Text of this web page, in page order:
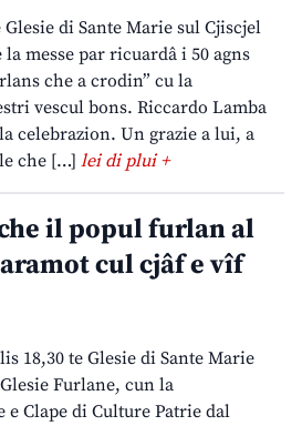
di Sante Marie sul Cjiscjel
messe par ricuardâ i 50 agns
che a crodin” cu la
vescul bons. Riccardo Lamba
celebrazion. Un grazie a lui, a
che […] lei di plui +
il popul furlan al
cul cjâf e vîf
18,30 te Glesie di Sante Marie
Furlane, cun la
Clape di Culture Patrie dal